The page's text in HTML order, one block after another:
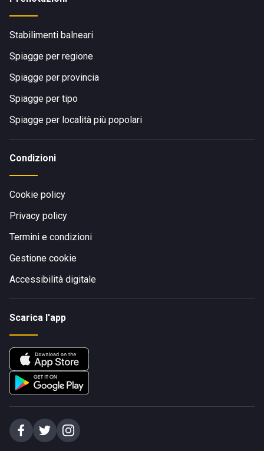
Stabilimenti balneari
Spiagge per regione
Spiagge per provincia
Spiagge per tipo
Spiagge per località più popolari
Condizioni
Cookie policy
Privacy policy
Termini e condizioni
Gestione cookie
Accessibilità digitale
Scarica l'app